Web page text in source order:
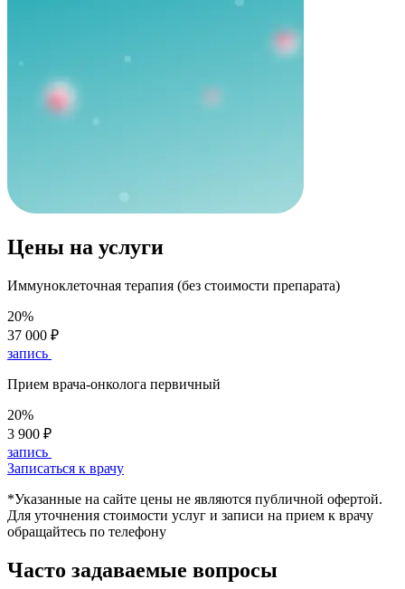
Цены на услуги
Иммуноклеточная терапия (без стоимости препарата)
20%
37 000 ₽
запись
Прием врача-онколога первичный
20%
3 900 ₽
запись
Записаться к врачу
*Указанные на сайте цены не являются публичной офертой.
Для уточнения стоимости услуг и записи на прием к врачу
обращайтесь по телефону
Часто задаваемые вопросы